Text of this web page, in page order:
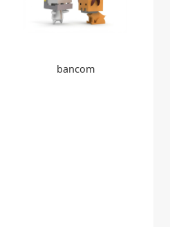
bancom